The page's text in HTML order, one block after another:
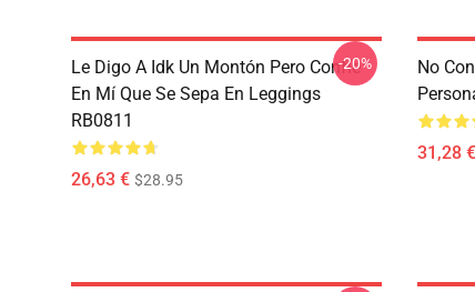
Le Digo A Idk Un Montón Pero Confíe
En Mí Que Se Sepa En Leggings
RB0811
26,63 € $28.95
-20%
No
31,28